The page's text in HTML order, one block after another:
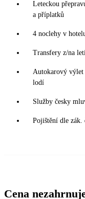
Leteckou
a příplatků
4 noclehy v
Transfery z/na
Autokarový výlet
lodí
Služby česky
Pojištění dle zák.
Cena